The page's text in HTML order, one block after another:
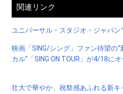
関連リンク
ユニバーサル・スタジオ・ジャパン
映画「SING/シング」ファン待望の
カル”「SING ON TOUR」が4/18に
壮大で華やか、祝祭感あふれる新